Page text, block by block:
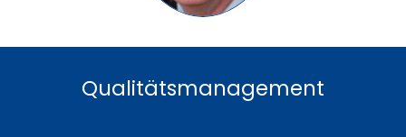
Qualitätsmanagement